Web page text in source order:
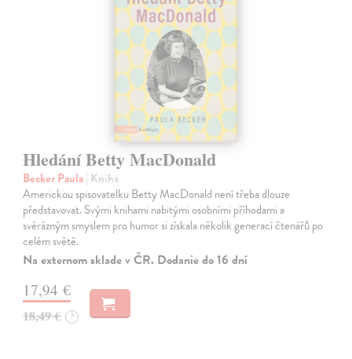
Hledání Betty MacDonald
Becker Paula| Kniha
Americkou spisovatelku Betty MacDonald není třeba dlouze
představovat. Svými knihami nabitými osobními příhodami a
svérázným smyslem pro humor si získala několik generací čtenářů po
celém světě.
Na externom sklade v ČR. Dodanie do 16 dní
17,94 €
18,49 € ?